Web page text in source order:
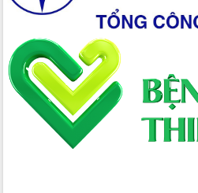
Đắk Lắk ký kết thỏa thuận hợp tác về
chuyển đổi số giai đoạn 2026 – 2030
với Tập đoàn Bưu chính Viễn thông
Việt Nam
Thứ trưởng Bộ Y tế làm việc với tỉnh
Đắk Lắk về phát triển nhân lực y tế
cho trạm y tế cấp xã
Du lịch Đắk Lắk nâng tầm trải nghiệm
du khách thông qua Hệ thống cơ sở dữ